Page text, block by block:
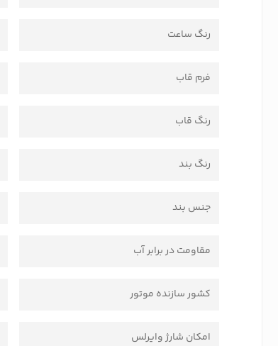
رنگ ساعت
فرم قاب
رنگ قاب
رنگ بند
جنس بند
مقاومت در برابر آب
کشور سازنده موتور
امکان شارژ وایرلس